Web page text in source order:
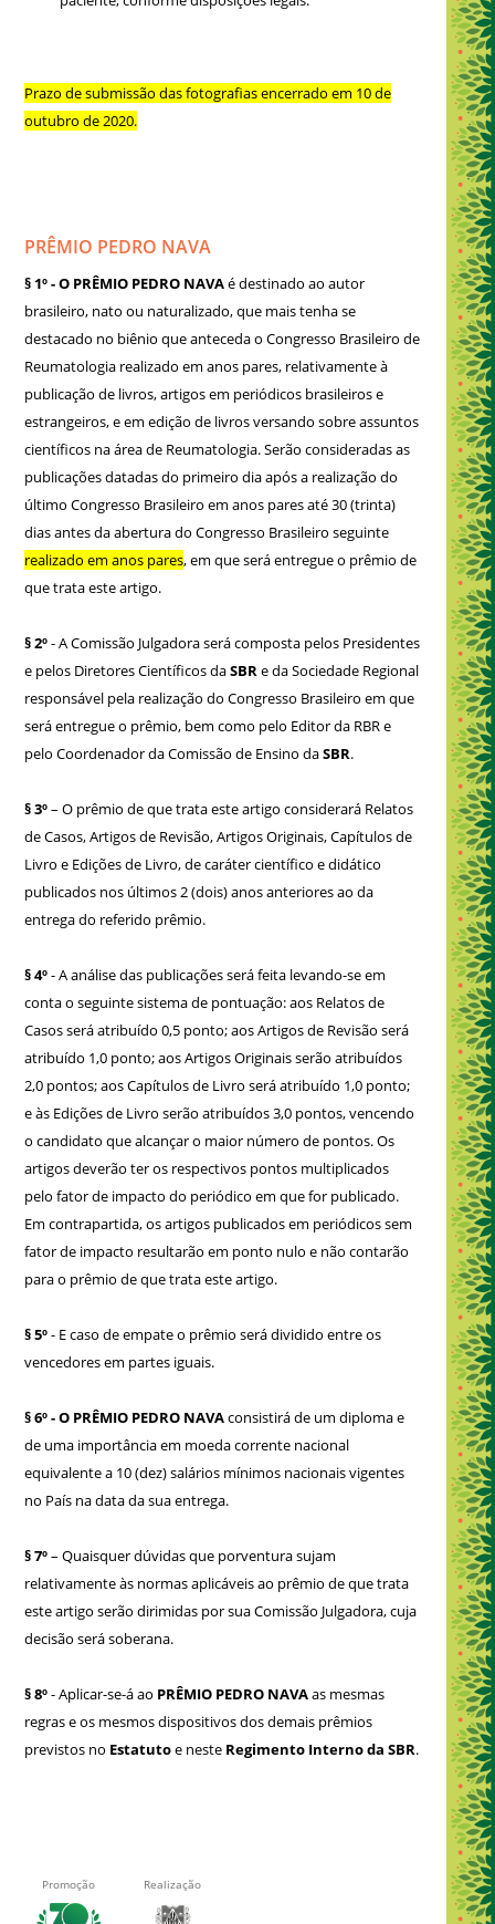
Prazo de submissão das fotografias encerrado em 10 de
outubro de 2020.
PRÊMIO PEDRO NAVA
§ 1º - O PRÊMIO PEDRO NAVAé destinado ao autor
brasileiro, nato ou naturalizado, que mais tenha se
destacado no biênio que anteceda o Congresso Brasileiro de
Reumatologia realizado em anos pares, relativamente à
publicação de livros, artigos em periódicos brasileiros e
estrangeiros, e em edição de livros versando sobre assuntos
científicos na área de Reumatologia. Serão consideradas as
publicações datadas do primeiro dia após a realização do
último Congresso Brasileiro em anos pares até 30 (trinta)
dias antes da abertura do Congresso Brasileiro seguinte
realizado em anos pares, em que será entregue o prêmio de
que trata este artigo.
§ 2º- A Comissão Julgadora será composta pelos Presidentes
e pelos Diretores Científicos daSBRe da Sociedade Regional
responsável pela realização do Congresso Brasileiro em que
será entregue o prêmio, bem como pelo Editor da RBR e
pelo Coordenador da Comissão de Ensino daSBR.
§ 3º– O prêmio de que trata este artigo considerará Relatos
de Casos, Artigos de Revisão, Artigos Originais, Capítulos de
Livro e Edições de Livro, de caráter científico e didático
publicados nos últimos 2 (dois) anos anteriores ao da
entrega do referido prêmio.
§ 4º- A análise das publicações será feita levando-se em
conta o seguinte sistema de pontuação: aos Relatos de
Casos será atribuído 0,5 ponto; aos Artigos de Revisão será
atribuído 1,0 ponto; aos Artigos Originais serão atribuídos
2,0 pontos; aos Capítulos de Livro será atribuído 1,0 ponto;
e às Edições de Livro serão atribuídos 3,0 pontos, vencendo
o candidato que alcançar o maior número de pontos. Os
artigos deverão ter os respectivos pontos multiplicados
pelo fator de impacto do periódico em que for publicado.
Em contrapartida, os artigos publicados em periódicos sem
fator de impacto resultarão em ponto nulo e não contarão
para o prêmio de que trata este artigo.
§ 5º- E caso de empate o prêmio será dividido entre os
vencedores em partes iguais.
§ 6º - O PRÊMIO PEDRO NAVAconsistirá de um diploma e
de uma importância em moeda corrente nacional
equivalente a 10 (dez) salários mínimos nacionais vigentes
no País na data da sua entrega.
§ 7º– Quaisquer dúvidas que porventura sujam
relativamente às normas aplicáveis ao prêmio de que trata
este artigo serão dirimidas por sua Comissão Julgadora, cuja
decisão será soberana.
§ 8º- Aplicar-se-á ao PRÊMIO PEDRO NAVAas mesmas
regras e os mesmos dispositivos dos demais prêmios
previstos no Estatutoe neste Regimento Interno da SBR.
Promoção Realização